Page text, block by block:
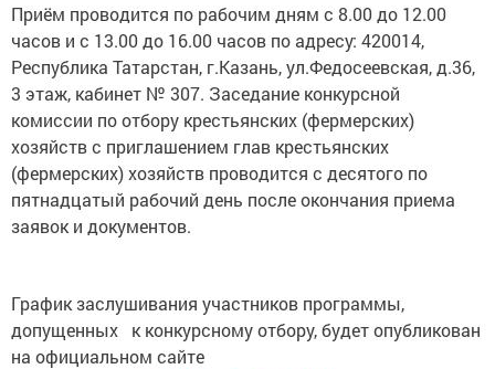
Приём проводится по рабочим дням с 8.00 до 12.00
часов и с 13.00 до 16.00 часов по адресу: 420014,
Республика Татарстан, г.Казань, ул.Федосеевская, д.36,
3 этаж, кабинет № 307. Заседание конкурсной
комиссии по отбору крестьянских (фермерских)
хозяйств с приглашением глав крестьянских
(фермерских) хозяйств проводится с десятого по
пятнадцатый рабочий день после окончания приема
заявок и документов.
График заслушивания участников программы,
допущенных к конкурсному отбору, будет опубликован
на официальном сайте